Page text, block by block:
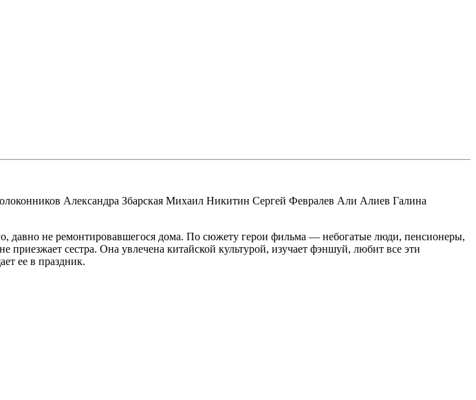
Александра Збарская Михаил Никитин Сергей Февралев Али Алиев Галина
давно не ремонтировавшегося дома. По сюжету герои фильма — небогатые люди, пенсионеры,
сестра. Она увлечена китайской культурой, изучает фэншуй, любит все эти
ее в праздник.